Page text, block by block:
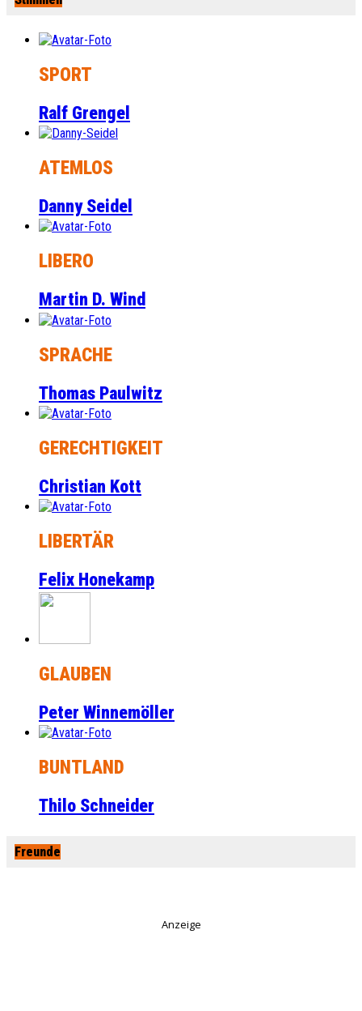
SPORT
Ralf Grengel
ATEMLOS
Danny Seidel
LIBERO
Martin D. Wind
SPRACHE
Thomas Paulwitz
GERECHTIGKEIT
Christian Kott
LIBERTÄR
Felix Honekamp
GLAUBEN
Peter Winnemöller
BUNTLAND
Thilo Schneider
Freunde
Anzeige